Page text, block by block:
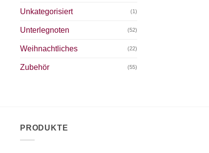
Unkategorisiert (1)
Unterlegnoten (52)
Weihnachtliches (22)
Zubehör (55)
PRODUKTE